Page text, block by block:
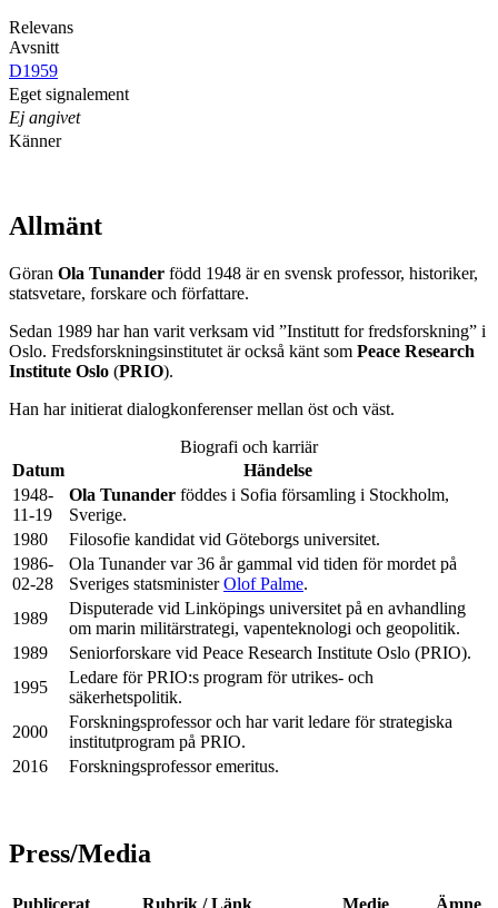
Relevans
Avsnitt
D1959
Eget signalement
Ej angivet
Känner
Allmänt
Göran Ola Tunander född 1948 är en svensk professor, historiker,
statsvetare, forskare och författare.
Sedan 1989 har han varit verksam vid ”Institutt for fredsforskning” i
Oslo. Fredsforskningsinstitutet är också känt som Peace Research
Institute Oslo (PRIO).
Han har initierat dialogkonferenser mellan öst och väst.
Biografi och karriär
Datum
Händelse
1948-
11-19
Ola Tunander föddes i Sofia församling i Stockholm,
Sverige.
1980
Filosofie kandidat vid Göteborgs universitet.
1986-
02-28
Ola Tunander var 36 år gammal vid tiden för mordet på
Sveriges statsministerOlof Palme.
1989
Disputerade vid Linköpings universitet på en avhandling
om marin militärstrategi, vapenteknologi och geopolitik.
1989
Seniorforskare vid Peace Research Institute Oslo (PRIO).
1995
Ledare för PRIO:s program för utrikes- och
säkerhetspolitik.
2000
Forskningsprofessor och har varit ledare för strategiska
institutprogram på PRIO.
2016
Forskningsprofessor emeritus.
Press/Media